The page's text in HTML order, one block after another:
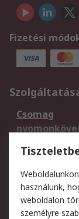
Fizetési
Csomag
Regisztráció
Jogi
használunk,
weboldalon
személyre